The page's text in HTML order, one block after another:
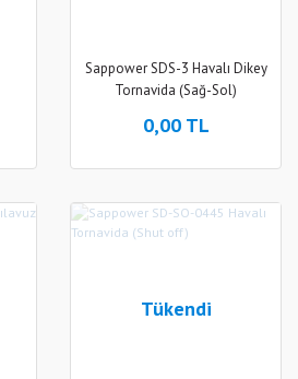
Sappower SDS-3 Havalı Dikey
Tornavida (Sağ-Sol)
0,00 TL
Tükendi